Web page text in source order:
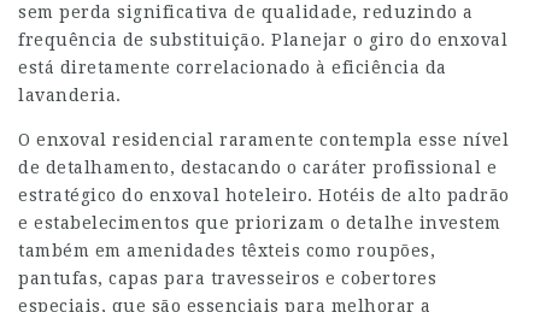
sem perda significativa de qualidade, reduzindo a
frequência de substituição. Planejar o giro do enxoval
está diretamente correlacionado à eficiência da
lavanderia.
O enxoval residencial raramente contempla esse nível
de detalhamento, destacando o caráter profissional e
estratégico do enxoval hoteleiro. Hotéis de alto padrão
e estabelecimentos que priorizam o detalhe investem
também em amenidades têxteis como roupões,
pantufas, capas para travesseiros e cobertores
especiais, que são essenciais para melhorar a